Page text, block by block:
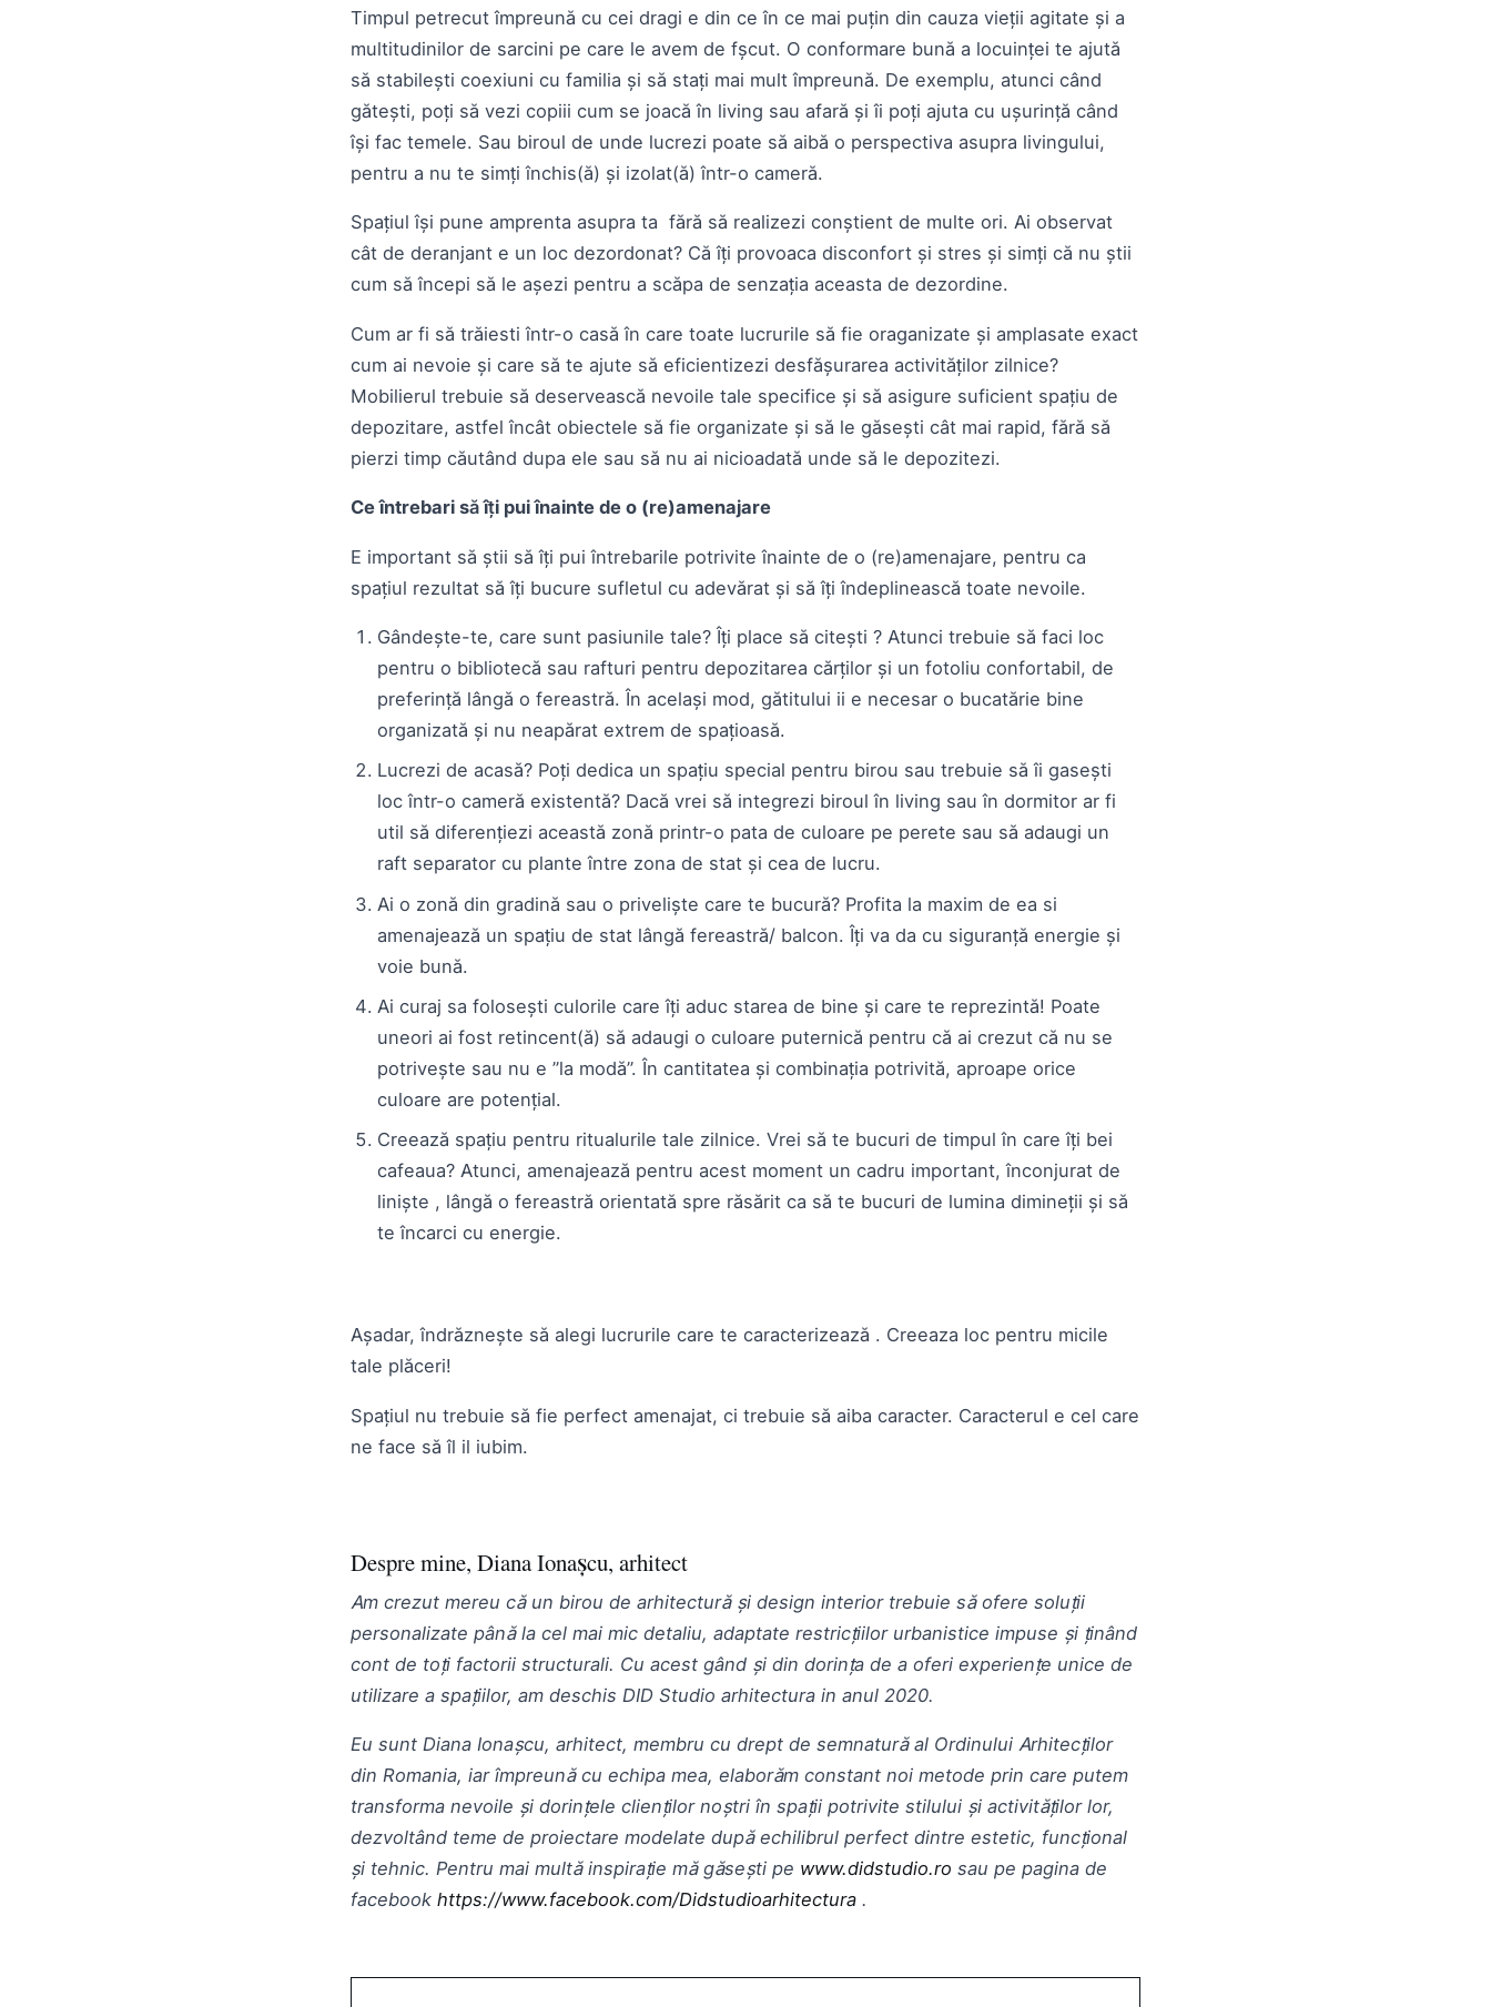
Timpul petrecut împreună cu cei dragi e din ce în ce mai puțin din cauza vieții agitate și a
multitudinilor de sarcini pe care le avem de fșcut. O conformare bună a locuinței te ajută
să stabilești coexiuni cu familia și să stați mai mult împreună. De exemplu, atunci când
gătești, poți să vezi copiii cum se joacă în living sau afară și îi poți ajuta cu ușurință când
își fac temele. Sau biroul de unde lucrezi poate să aibă o perspectiva asupra livingului,
pentru a nu te simți închis(ă) și izolat(ă) într-o cameră.
Spațiul își pune amprenta asupra ta fără să realizezi conștient de multe ori. Ai observat
cât de deranjant e un loc dezordonat? Că îți provoaca disconfort și stres și simți că nu știi
cum să începi să le așezi pentru a scăpa de senzația aceasta de dezordine.
Cum ar fi să trăiesti într-o casă în care toate lucrurile să fie oraganizate și amplasate exact
cum ai nevoie și care să te ajute să eficientizezi desfășurarea activităților zilnice?
Mobilierul trebuie să deservească nevoile tale specifice și să asigure suficient spațiu de
depozitare, astfel încât obiectele să fie organizate și să le găsești cât mai rapid, fără să
pierzi timp căutând dupa ele sau să nu ai nicioadată unde să le depozitezi.
Ce întrebari să îți pui înainte de o (re)amenajare
E important să știi să îți pui întrebarile potrivite înainte de o (re)amenajare, pentru ca
spațiul rezultat să îți bucure sufletul cu adevărat și să îți îndeplinească toate nevoile.
Gândește-te, care sunt pasiunile tale? Îți place să citești ? Atunci trebuie să faci loc
pentru o bibliotecă sau rafturi pentru depozitarea cărților și un fotoliu confortabil, de
preferință lângă o fereastră. În același mod, gătitului ii e necesar o bucatărie bine
organizată și nu neapărat extrem de spațioasă.
Lucrezi de acasă? Poți dedica un spațiu special pentru birou sau trebuie să îi gasești
loc într-o cameră existentă? Dacă vrei să integrezi biroul în living sau în dormitor ar fi
util să diferențiezi această zonă printr-o pata de culoare pe perete sau să adaugi un
raft separator cu plante între zona de stat și cea de lucru.
Ai o zonă din gradină sau o priveliște care te bucură? Profita la maxim de ea si
amenajează un spațiu de stat lângă fereastră/ balcon. Îți va da cu siguranță energie și
voie bună.
Ai curaj sa folosești culorile care îți aduc starea de bine și care te reprezintă! Poate
uneori ai fost retincent(ă) să adaugi o culoare puternică pentru că ai crezut că nu se
potrivește sau nu e ”la modă”. În cantitatea și combinația potrivită, aproape orice
culoare are potențial.
Creează spațiu pentru ritualurile tale zilnice. Vrei să te bucuri de timpul în care îți bei
cafeaua? Atunci, amenajează pentru acest moment un cadru important, înconjurat de
liniște , lângă o fereastră orientată spre răsărit ca să te bucuri de lumina dimineții și să
te încarci cu energie.
Așadar, îndrăznește să alegi lucrurile care te caracterizează . Creeaza loc pentru micile
tale plăceri!
Spațiul nu trebuie să fie perfect amenajat, ci trebuie să aiba caracter. Caracterul e cel care
ne face să îl il iubim.
Despre mine, Diana Ionașcu, arhitect
Am crezut mereu că un birou de arhitectură și design interior trebuie să ofere soluții
personalizate până la cel mai mic detaliu, adaptate restricțiilor urbanistice impuse și ținând
cont de toți factorii structurali. Cu acest gând și din dorința de a oferi experiențe unice de
utilizare a spațiilor, am deschis DID Studio arhitectura in anul 2020.
Eu sunt Diana Ionașcu, arhitect, membru cu drept de semnatură al Ordinului Arhitecților
din Romania, iar împreună cu echipa mea, elaborăm constant noi metode prin care putem
transforma nevoile și dorințele clienților noștri în spații potrivite stilului și activităților lor,
dezvoltând teme de proiectare modelate după echilibrul perfect dintre estetic, funcțional
și tehnic. Pentru mai multă inspirație mă găsești pe www.didstudio.ro sau pe pagina de
facebook https://www.facebook.com/Didstudioarhitectura .